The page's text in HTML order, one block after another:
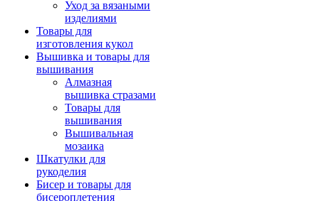
Уход за вязаными
изделиями
Товары для
изготовления кукол
Вышивка и товары для
вышивания
Алмазная
вышивка стразами
Товары для
вышивания
Вышивальная
мозаика
Шкатулки для
рукоделия
Бисер и товары для
бисероплетения